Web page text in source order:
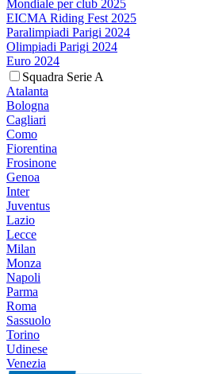
Mondiale per club 2025
EICMA Riding Fest 2025
Paralimpiadi Parigi 2024
Olimpiadi Parigi 2024
Euro 2024
Squadra Serie A
Atalanta
Bologna
Cagliari
Como
Fiorentina
Frosinone
Genoa
Inter
Juventus
Lazio
Lecce
Milan
Monza
Napoli
Parma
Roma
Sassuolo
Torino
Udinese
Venezia